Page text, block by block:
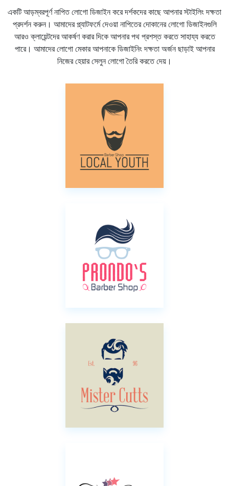
একটি আড়ম্বরপূর্ণ নাপিত লোগো ডিজাইন করে দর্শকদের কাছে আপনার স্টাইলিং দক্ষতা
প্রদর্শন করুন। আমাদের প্ল্যাটফর্মে দেওয়া নাপিতের দোকানের লোগো ডিজাইনগুলি
আরও ক্লায়েন্টদের আকর্ষণ করার দিকে আপনার পথ প্রশস্ত করতে সাহায্য করতে
পারে। আমাদের লোগো মেকার আপনাকে ডিজাইনিং দক্ষতা অর্জন ছাড়াই আপনার
নিজের হেয়ার সেলুন লোগো তৈরি করতে দেয়।